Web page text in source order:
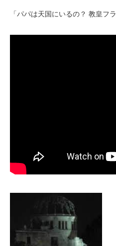
「パパは天国にいるの？ 教皇フ